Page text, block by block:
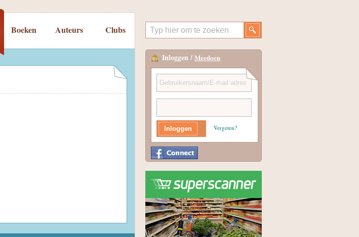
Boeken Auteurs Clubs
Inloggen / Meedoen
Vergeten?